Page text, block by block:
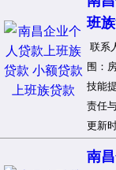
班
联系
围：
技能
责任
更新
南